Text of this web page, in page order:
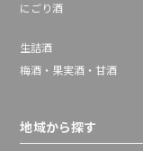
にごり酒
生詰酒
梅酒・果実酒・甘酒
地域から探す